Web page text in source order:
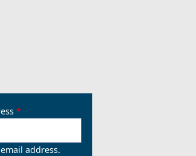
address.